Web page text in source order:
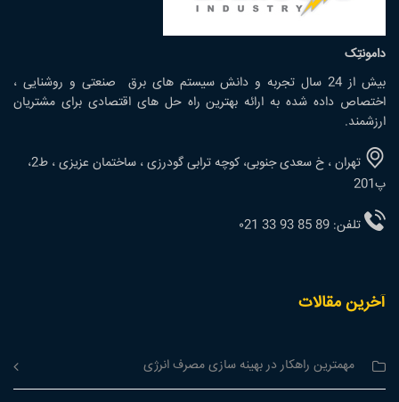
دامونتِک
بیش از 24 سال تجربه و دانش سیستم های برق صنعتی و روشنایی ،
اختصاص داده شده به ارائه بهترین راه حل های اقتصادی برای مشتریان
ارزشمند.
تهران ، خ سعدی جنوبی، کوچه ترابی گودرزی ، ساختمان عزیزی ، ط2،
پ201
تلفن: 89 85 93 33 ۰21
آخرین مقالات
مهمترین راهکار در بهینه سازی مصرف انرژی